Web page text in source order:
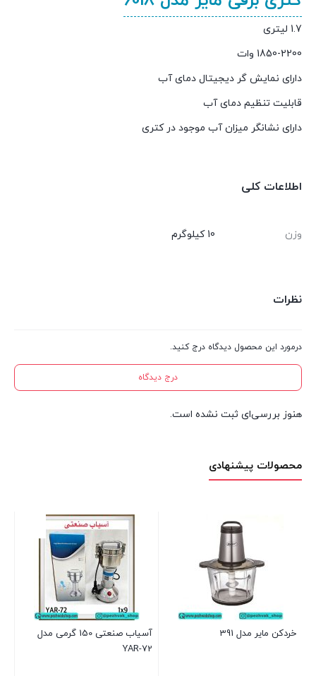
1.7 لیتری
1850-2200 وات
دارای نمایش گر دیجیتال دمای آب
قابلیت تنظیم دمای آب
دارای نشانگر میزان آب موجود در کتری
اطلاعات کلی
وزن 10 کیلوگرم
نظرات
درمورد این محصول دیدگاه درج کنید.
درج دیدگاه
هنوز بررسی‌ای ثبت نشده است.
محصولات پیشنهادی
خردکن مایر مدل 391
آسیاب صنعتی 150 گرمی مدل
YAR-72